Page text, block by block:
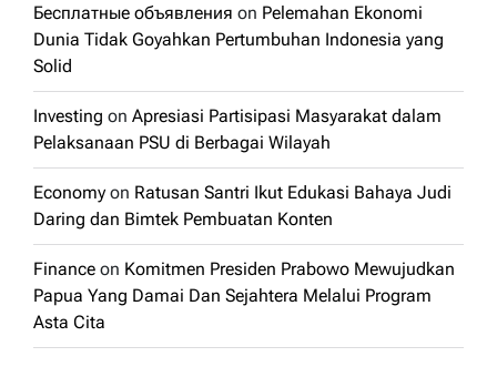
Бесплатные объявления on Pelemahan Ekonomi
Dunia Tidak Goyahkan Pertumbuhan Indonesia yang
Solid
Investing on Apresiasi Partisipasi Masyarakat dalam
Pelaksanaan PSU di Berbagai Wilayah
Economy on Ratusan Santri Ikut Edukasi Bahaya Judi
Daring dan Bimtek Pembuatan Konten
Finance on Komitmen Presiden Prabowo Mewujudkan
Papua Yang Damai Dan Sejahtera Melalui Program
Asta Cita